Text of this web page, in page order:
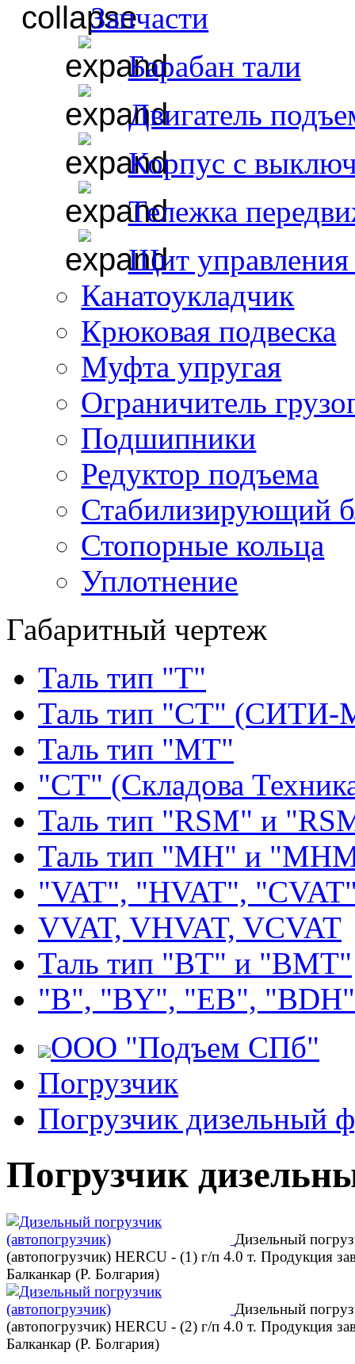
Запчасти
Барабан тали
Двигатель
Корпус с
Тележка
Щит управления
Канатоукладчик
Крюковая подвеска
Муфта упругая
Ограничитель
Подшипники
Редуктор подъема
Стабилизирующий
Стопорные кольца
Уплотнение
Габаритный чертеж
Таль тип "Т"
Таль тип "СТ" (СИТИ-
Таль тип "МТ"
"СТ" (Складова
Таль тип "RSМ" и
Таль тип "MH" и
"VAT", "HVAT",
VVAT, VHVAT, VCVAT
Таль тип "BT" и "BMT"
"В", "BY", "EВ", "BDH"
ООО "Подъем СПб"
Погрузчик
Погрузчик дизельный
Погрузчик
Дизельный
(автопогрузчик) HERCU - (1) г/п 4.0 т. Продукция
Балканкар (Р. Болгария)
Дизельный
(автопогрузчик) HERCU - (2) г/п 4.0 т. Продукция
Балканкар (Р. Болгария)